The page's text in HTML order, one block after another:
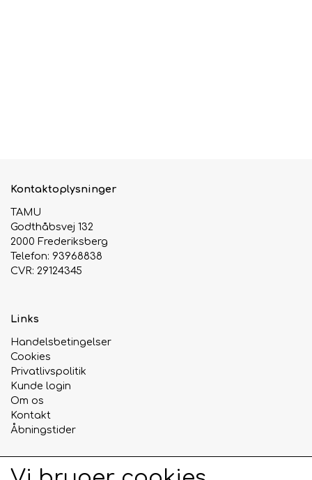
Kontaktoplysninger
TAMU
Godthåbsvej 132
2000 Frederiksberg
Telefon: 93968838
CVR: 29124345
Links
Handelsbetingelser
Cookies
Privatlivspolitik
Kunde login
Om os
Kontakt
Åbningstider